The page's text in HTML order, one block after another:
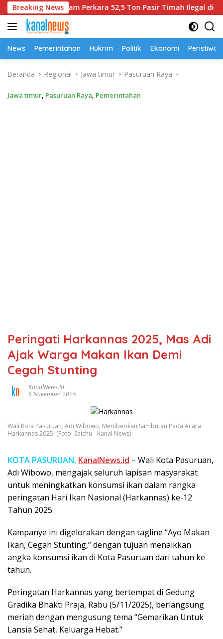
Langsung
ke
konten
Breaking News
Dalam Perkara 52,5 Ton Pasir Timah Ilegal di Belitung
News Pemerintahan Hukrim Politik Ekonomi Peristiwa
Beranda Regional Jawa timur Pasuruan Raya
Jawa timur, Pasuruan Raya, Pemerintahan
Peringati Harkannas 2025, Mas Adi
Ajak Warga Makan Ikan Demi
Cegah Stunting
KanalNews.id
6 November 2025
Wali Kota Pasuruan, Adi Wibowo, Memberikan Sambutan Pada Acara
Harkannas 2025. (Foto: Saichu - Kanal News)
KOTA PASURUAN, KanalNews.id – Wali Kota Pasuruan,
Adi Wibowo, mengajak seluruh lapisan masyarakat
untuk meningkatkan konsumsi ikan dalam rangka
peringatan Hari Ikan Nasional (Harkannas) ke-12
Tahun 2025.
Kampanye ini digelorakan dengan tagline “Ayo Makan
Ikan, Cegah Stunting,” dengan tujuan menaikkan
angka konsumsi ikan di Kota Pasuruan dari tahun ke
tahun.
Peringatan Harkannas yang bertempat di Gedung
Gradika Bhakti Praja, Rabu (5/11/2025), berlangsung
meriah dengan mengusung tema “Gemarikan Untuk
Lansia Sehat, Keluarga Hebat.”